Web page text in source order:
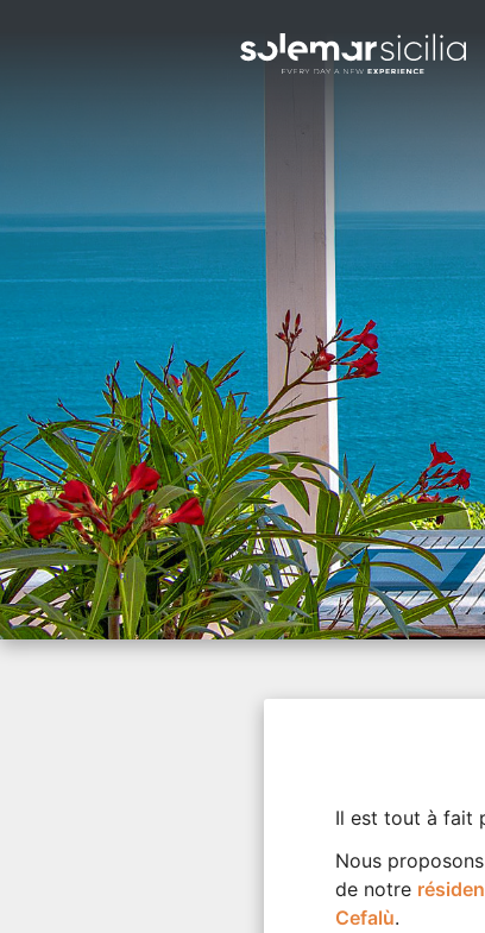
Il est tout à fait
Nous
de notre
Cefalù.